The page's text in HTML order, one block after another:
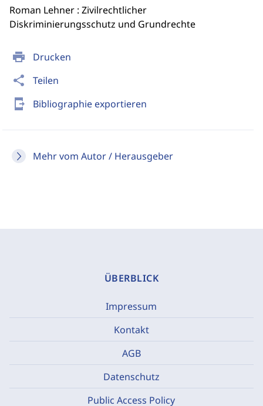
print Drucken
share Teilen
send_to_mobile Bibliographie exportieren
Mehr vom Autor / Herausgeber
Roman Lehner : Zivilrechtlicher
Diskriminierungsschutz und Grundrechte
ÜBERBLICK
Impressum
Kontakt
AGB
Datenschutz
Public Access Policy